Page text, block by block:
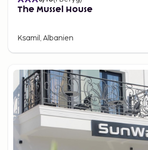
The Mussel House
Ksamil, Albanien